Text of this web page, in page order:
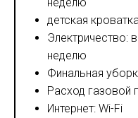
детская
Электричество:
неделю
Финальная
Расход газовой
Интернет: Wi-Fi